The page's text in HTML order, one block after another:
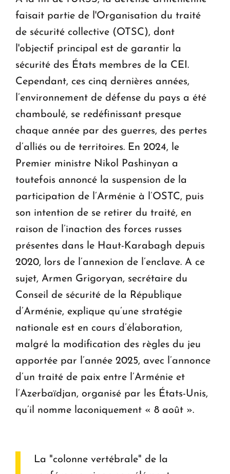
faisait partie de l'Organisation du traité
de sécurité collective (OTSC), dont
l'objectif principal est de garantir la
sécurité des États membres de la CEI.
Cependant, ces cinq dernières années,
l’environnement de défense du pays a été
chamboulé, se redéfinissant presque
chaque année par des guerres, des pertes
d’alliés ou de territoires. En 2024, le
Premier ministre Nikol Pashinyan a
toutefois annoncé la suspension de la
participation de l’Arménie à l’OSTC, puis
son intention de se retirer du traité, en
raison de l’inaction des forces russes
présentes dans le Haut-Karabagh depuis
2020, lors de l’annexion de l’enclave. A ce
sujet, Armen Grigoryan, secrétaire du
Conseil de sécurité de la République
d’Arménie, explique qu’une stratégie
nationale est en cours d’élaboration,
malgré la modification des règles du jeu
apportée par l’année 2025, avec l’annonce
d’un traité de paix entre l’Arménie et
l’Azerbaïdjan, organisé par les États-Unis,
qu’il nomme laconiquement « 8 août ».
La "colonne vertébrale" de la